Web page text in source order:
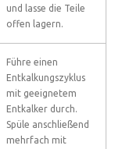
und lasse die Teile
offen lagern.
Führe einen
Entkalkungszyklus
mit geeignetem
Entkalker durch.
Spüle anschließend
mehrfach mit